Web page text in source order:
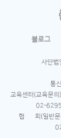
블로그
사단법
통
교육센터(교육문
02-
협 회(일반문